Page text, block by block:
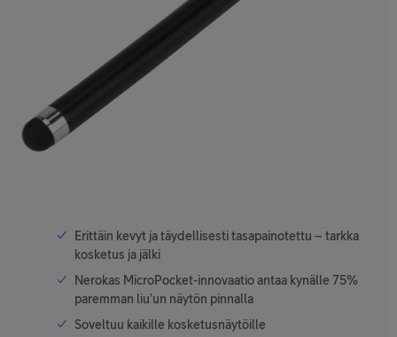
Erittäin kevyt ja täydellisesti tasapainotettu – tarkka
kosketus ja jälki
Nerokas MicroPocket-innovaatio antaa kynälle 75%
paremman liu’un näytön pinnalla
Soveltuu kaikille kosketusnäytöille